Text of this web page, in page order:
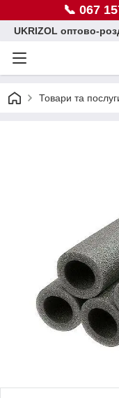
📞 067
UKRIZOL оптово-
Товари та